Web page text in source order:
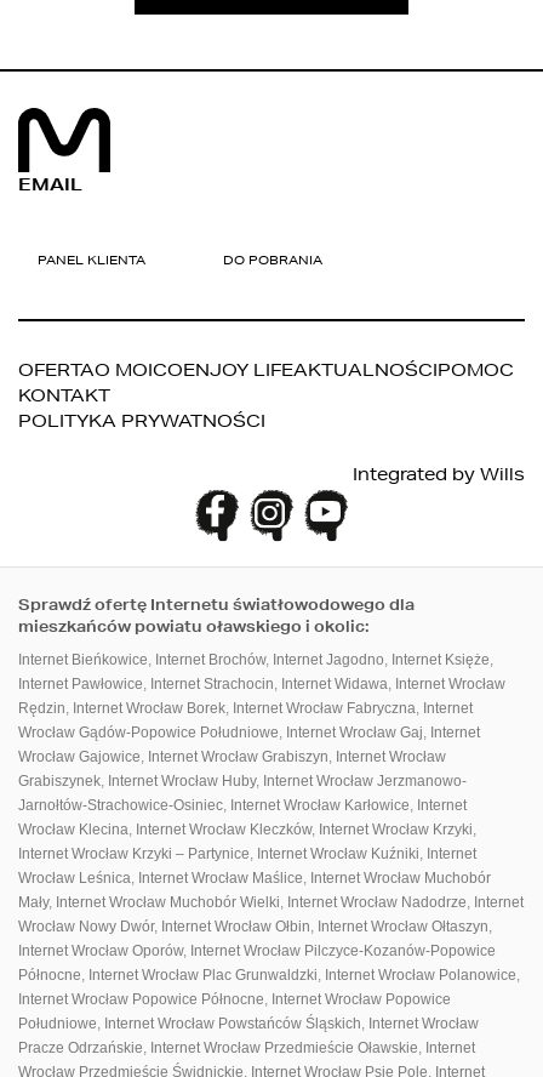
EMAIL
PANEL KLIENTA DO POBRANIA
OFERTAO MOICOENJOY LIFEAKTUALNOŚCIPOMOC
KONTAKT
POLITYKA PRYWATNOŚCI
Integrated by Wills
Sprawdź ofertę Internetu światłowodowego dla
mieszkańców powiatu oławskiego i okolic:
Internet Bieńkowice, Internet Brochów, Internet Jagodno, Internet Księże,
Internet Pawłowice, Internet Strachocin, Internet Widawa, Internet Wrocław
Rędzin, Internet Wrocław Borek, Internet Wrocław Fabryczna, Internet
Wrocław Gądów-Popowice Południowe, Internet Wrocław Gaj, Internet
Wrocław Gajowice, Internet Wrocław Grabiszyn, Internet Wrocław
Grabiszynek, Internet Wrocław Huby, Internet Wrocław Jerzmanowo-
Jarnołtów-Strachowice-Osiniec, Internet Wrocław Karłowice, Internet
Wrocław Klecina, Internet Wrocław Kleczków, Internet Wrocław Krzyki,
Internet Wrocław Krzyki – Partynice, Internet Wrocław Kuźniki, Internet
Wrocław Leśnica, Internet Wrocław Maślice, Internet Wrocław Muchobór
Mały, Internet Wrocław Muchobór Wielki, Internet Wrocław Nadodrze, Internet
Wrocław Nowy Dwór, Internet Wrocław Ołbin, Internet Wrocław Ołtaszyn,
Internet Wrocław Oporów, Internet Wrocław Pilczyce-Kozanów-Popowice
Północne, Internet Wrocław Plac Grunwaldzki, Internet Wrocław Polanowice,
Internet Wrocław Popowice Północne, Internet Wrocław Popowice
Południowe, Internet Wrocław Powstańców Śląskich, Internet Wrocław
Pracze Odrzańskie, Internet Wrocław Przedmieście Oławskie, Internet
Wrocław Przedmieście Świdnickie, Internet Wrocław Psie Pole, Internet